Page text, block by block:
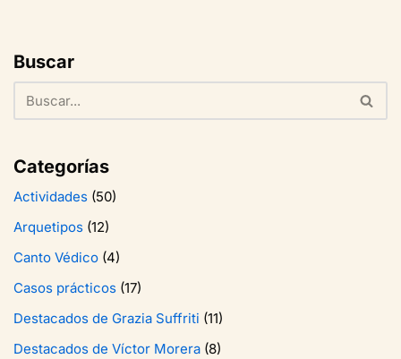
Buscar
Categorías
Actividades (50)
Arquetipos (12)
Canto Védico (4)
Casos prácticos (17)
Destacados de Grazia Suffriti (11)
Destacados de Víctor Morera (8)